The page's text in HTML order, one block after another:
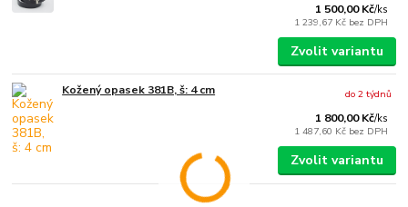
1 500,00 Kč/ks
1 239,67 Kč bez DPH
Zvolit variantu
Kožený opasek 381B, š: 4 cm
1 800,00 Kč/ks
1 487,60 Kč bez DPH
do 2 týdnů
Zvolit variantu